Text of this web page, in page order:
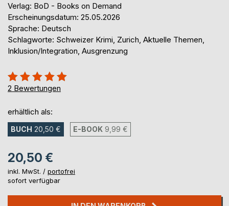
Verlag: BoD - Books on Demand
Erscheinungsdatum: 25.05.2026
Sprache: Deutsch
Schlagworte: Schweizer Krimi, Zurich, Aktuelle Themen,
Inklusion/Integration, Ausgrenzung
Bewertung::
100%
2 Bewertungen
erhältlich als:
BUCH 20,50 € E-BOOK 9,99 €
20,50 €
inkl. MwSt. / portofrei
sofort verfügbar